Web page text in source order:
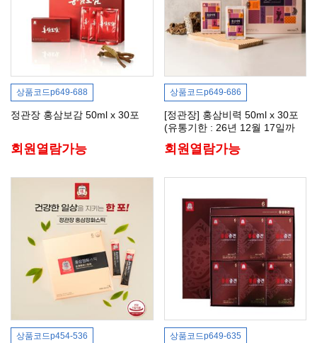
상품코드p649-688
정관장 홍삼보감 50ml x 30포
회원열람가능
상품코드p649-686
[정관장] 홍삼비력 50ml x 30포
(유통기한 : 26년 12월 17일까
지)
회원열람가능
상품코드p454-536 상품코드p649-635